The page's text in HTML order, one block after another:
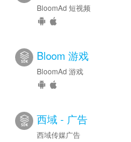
BloomAd 短视频
Bloom 游戏
BloomAd 游戏
西域 - 广告
西域传媒广告